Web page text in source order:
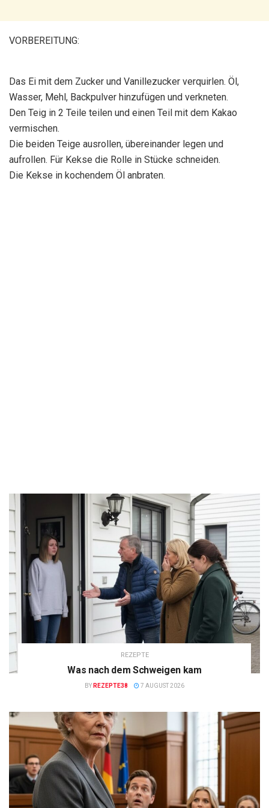
VORBEREITUNG:
Das Ei mit dem Zucker und Vanillezucker verquirlen. Öl,
Wasser, Mehl, Backpulver hinzufügen und verkneten.
Den Teig in 2 Teile teilen und einen Teil mit dem Kakao
vermischen.
Die beiden Teige ausrollen, übereinander legen und
aufrollen. Für Kekse die Rolle in Stücke schneiden.
Die Kekse in kochendem Öl anbraten.
REZEPTE
Was nach dem Schweigen kam
BY REZEPTE38 7 AUGUST 2026